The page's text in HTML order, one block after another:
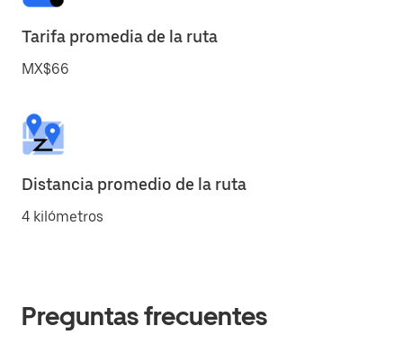
Tarifa promedia de la ruta
MX$66
Distancia promedio de la ruta
4 kilómetros
Preguntas frecuentes